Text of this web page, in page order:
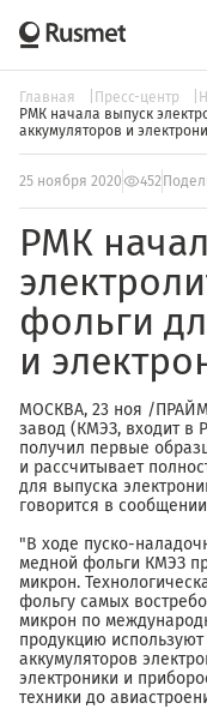
Главная Пресс-центр
РМК начала выпуск
аккумуляторов и
25 ноября 2020 452
РМК
фольги
и
МОСКВА, 23 ноя /
завод (КМЭЗ, входит в
получил первые
и рассчитывает
для выпуска
говорится в
"В ходе пуско-
медной фольги КМЭЗ
микрон.
фольгу самых
микрон по
продукцию
аккумуляторов
электроники и
техники до